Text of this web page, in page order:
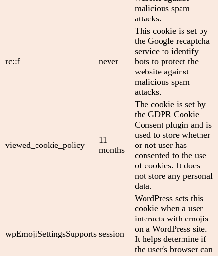
malicious spam
attacks.
rc::f never
This cookie is set by
the Google recaptcha
service to identify
bots to protect the
website against
malicious spam
attacks.
viewed_cookie_policy
11
months
The cookie is set by
the GDPR Cookie
Consent plugin and is
used to store whether
or not user has
consented to the use
of cookies. It does
not store any personal
data.
wpEmojiSettingsSupports session
WordPress sets this
cookie when a user
interacts with emojis
on a WordPress site.
It helps determine if
the user's browser can